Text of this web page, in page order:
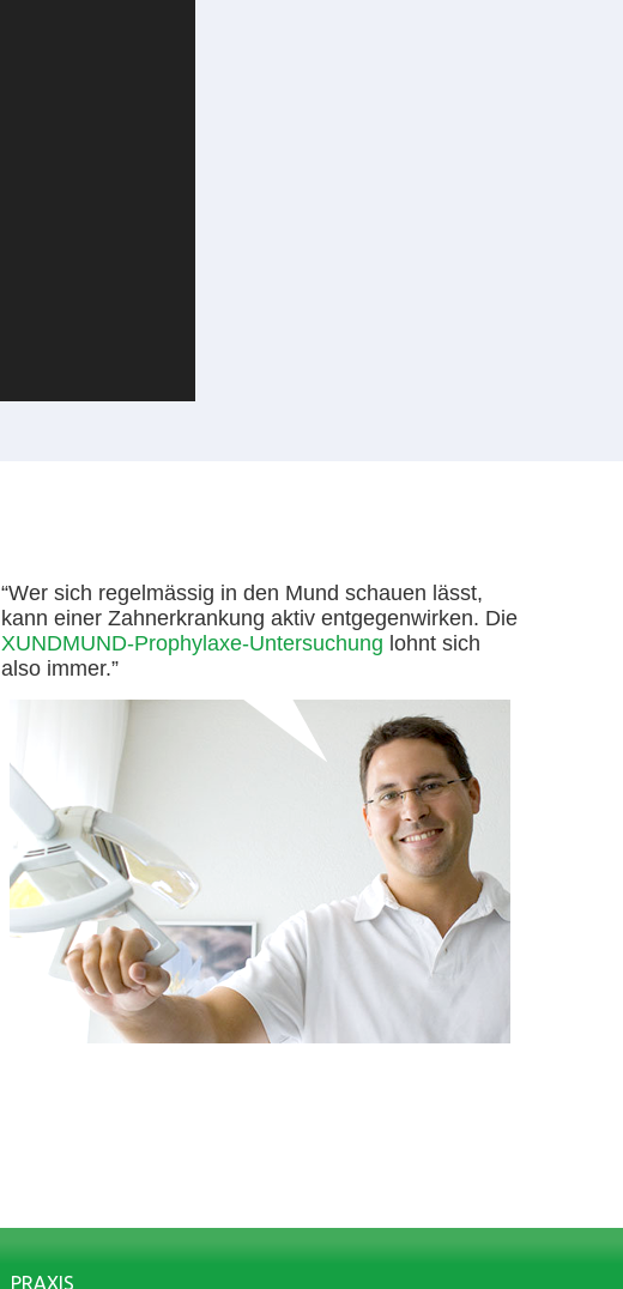
“Wer sich regelmässig in den Mund schauen lässt,
kann einer Zahnerkrankung aktiv entgegenwirken. Die
XUNDMUND-Prophylaxe-Untersuchung lohnt sich
also immer.”
PRAXIS